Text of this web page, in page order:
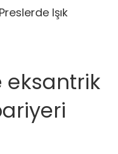
Işık
eksantrik